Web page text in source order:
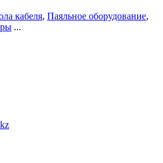
кабеля, Паяльное оборудование,
...